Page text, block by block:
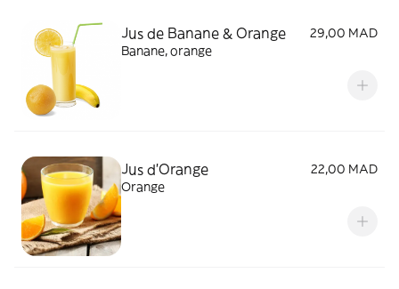
Jus de Banane & Orange
29,00 MAD
Banane, orange
Jus d'Orange
22,00 MAD
Orange